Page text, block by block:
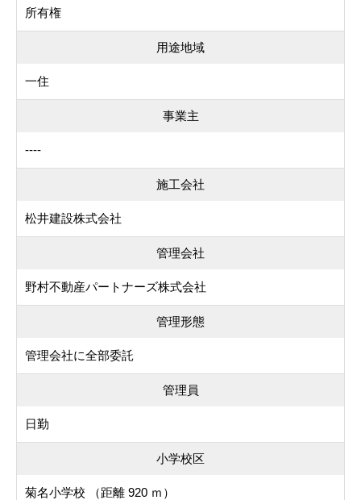
所有権
用途地域
一住
事業主
----
施工会社
松井建設株式会社
管理会社
野村不動産パートナーズ株式会社
管理形態
管理会社に全部委託
管理員
日勤
小学校区
菊名小学校 （距離 920 ｍ）